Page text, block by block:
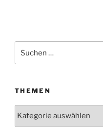
nach:
THEMEN
Themen